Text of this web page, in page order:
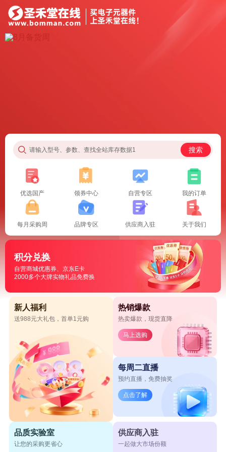
请输入型号、参数、查找全站库存数据1 搜索
优选国产 领券中心 自营专区 我的订单
每月采购周 品牌专区 供应商入驻 关于我们
积分兑换
自营商城优惠券、京东E卡
2000多个大牌实物礼品免费换
新人福利
送988元大礼包，首单1元购
热销爆款
热卖爆款，现货直降
马上选购
每周二直播
预约直播，免费抽奖
点击了解
品质实验室
让您的采购更省心
供应商入驻
一起做大市场份额